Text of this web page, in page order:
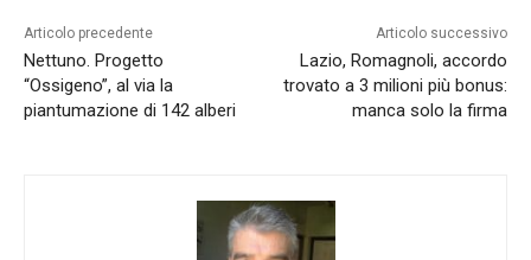
Articolo precedente
Nettuno. Progetto
“Ossigeno”, al via la
piantumazione di 142 alberi
Articolo successivo
Lazio, Romagnoli, accordo
trovato a 3 milioni più bonus:
manca solo la firma